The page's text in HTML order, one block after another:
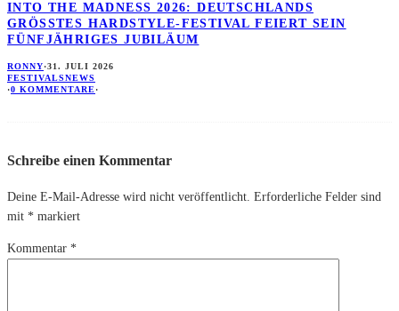
INTO THE MADNESS 2026: DEUTSCHLANDS
GRÖSSTES HARDSTYLE-FESTIVAL FEIERT SEIN F
ÜNFJÄHRIGES JUBILÄUM
RONNY·31. JULI 2026
FESTIVALSNEWS
·0 KOMMENTARE·
Schreibe einen Kommentar
Deine E-Mail-Adresse wird nicht veröffentlicht. Erforderliche Felder sind
mit * markiert
Kommentar *